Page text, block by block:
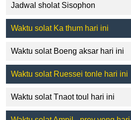
Jadwal sholat Sisophon
Waktu solat Ka thum hari ini
Waktu solat Boeng aksar hari ini
Waktu solat Ruessei tonle hari ini
Waktu solat Tnaot toul hari ini